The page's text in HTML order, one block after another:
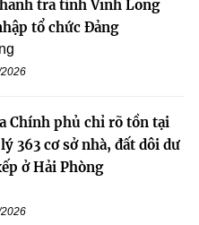
tra tỉnh Vĩnh Long
tổ chức Đảng
Chính phủ chỉ rõ tồn tại
363 cơ sở nhà, đất dôi dư
ở Hải Phòng